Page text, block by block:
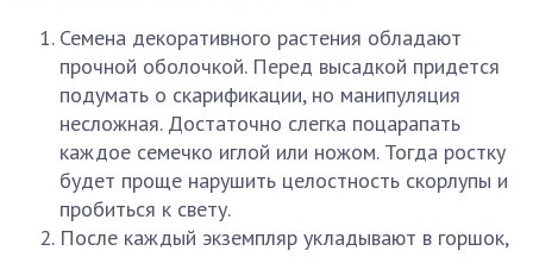
Семена декоративного растения обладают
прочной оболочкой. Перед высадкой придется
подумать о скарификации, но манипуляция
несложная. Достаточно слегка поцарапать
каждое семечко иглой или ножом. Тогда ростку
будет проще нарушить целостность скорлупы и
пробиться к свету.
После каждый экземпляр укладывают в горшок,